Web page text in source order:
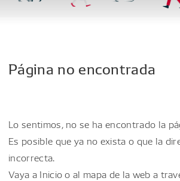
Página no encontrada
Lo sentimos, no se ha encontrado la
Es posible que ya no exista o que la
incorrecta.
Vaya a Inicio o al mapa de la web a